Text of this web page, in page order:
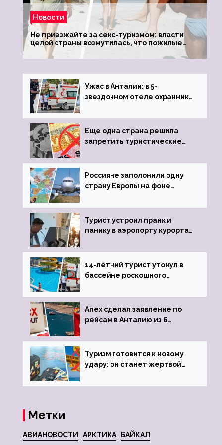
Новости
Не приезжайте за секс-туризмом: власти
целой страны возмутилась, что пожилые
туристки массово едут к ним, чтобы
обзавестись молодыми любовниками
Ужас в Анталии: в 5-
звездочном отеле охранник
пистолета
Еще одна страна решила
запретить туристические
Россияне заполонили одну
страну Европы на фоне
виз
Турист устроил пранк и
панику в аэропорту курорта,
задержке рейса
14-летний турист утонул в
бассейне роскошного
Anex сделал заявление по
рейсам в Анталию из 6
Туризм готовится к новому
удару: он станет жертвой
Метки
АВИАНОВОСТИ АРКТИКА БАЙКАЛ